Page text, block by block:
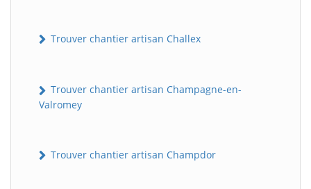
Trouver chantier artisan Challex
Trouver chantier artisan Champagne-en-
Valromey
Trouver chantier artisan Champdor